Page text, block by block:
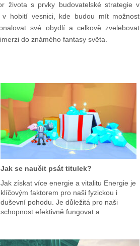
života s prvky budovatelské strategie v
hobití vesnici, kde budou mít možnost
své obydlí a celkově zvelebovat
do známého fantasy světa.
Jak se naučit psát titulek?
Jak získat více energie a vitalitu Energie je
klíčovým faktorem pro naši fyzickou i
duševní pohodu. Je důležitá pro naši
schopnost efektivně fungovat a